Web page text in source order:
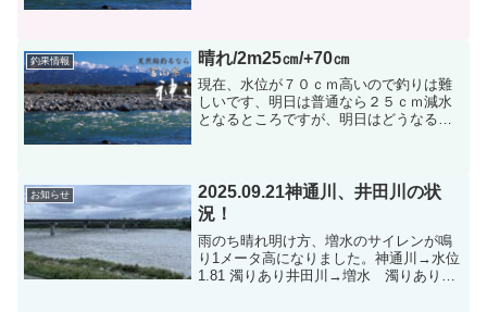
報ですいませ...
釣果情報 晴れ/2m25㎝/+70㎝
現在、水位が７０ｃｍ高いので釣りは難
しいです、明日は普通なら２５ｃｍ減水
となるところですが、明日はどうなるこ
水位が落ちないと言われま...
お知らせ
2025.09.21神通川、井田川の状
況！
雨のち晴れ明け方、増水のサイレンが鳴
り1メータ高になりました。神通川→水位
1.81 濁りあり井田川→増水 濁りあり※